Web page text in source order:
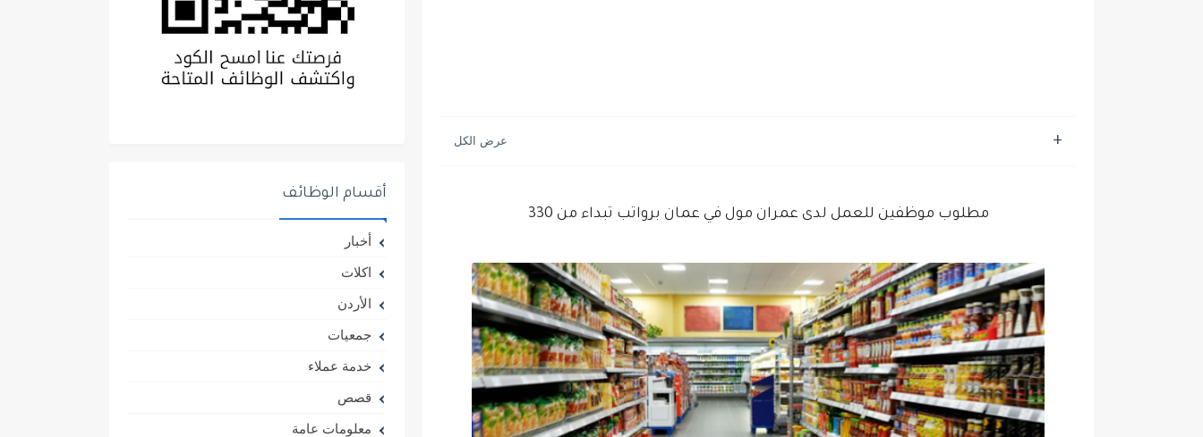
مطلوب موظفين للعمل لدى عمران مول في عمان برواتب تبداء من 330
أقسام الوظائف
أخبار
اكلات
الأردن
جمعيات
خدمة عملاء
قصص
معلومات عامة